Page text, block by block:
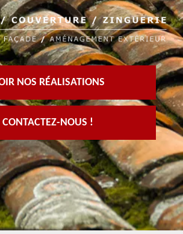
NOS RÉALISATIONS
CONTACTEZ-NOUS !